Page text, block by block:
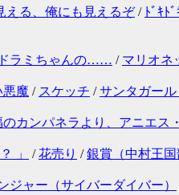
える、俺にも見えるぞ/ ﾄﾞｷﾄ
ドラミちゃんの…… / マリオネ
悪魔 / スケッチ /サンタガー
カンパネラより、アニエス
」 /花売り /銀賞（中村王国
ジャー（サイバーダイバー）